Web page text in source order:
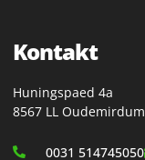
Kontakt
Huningspaed 4a
8567 LL Oudemirdum
0031 514745050